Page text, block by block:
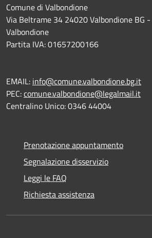
Comune di Valbondione
Via Beltrame 34 24020 Valbondione BG
Valbondione
Partita IVA: 01657200166
EMAIL: info@comune.valbondione.bg.it
PEC:comune.valbondione@legalmail.it
Centralino Unico: 0346 44004
Prenotazione appuntamento
Segnalazione disservizio
Leggi le FAQ
Richiesta assistenza